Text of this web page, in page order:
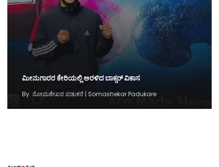
ಮೀನುಗಾರರ ಕೇರಿಯಲ್ಲಿ ಅರಳಿದ ಬಾಕ್ಸರ್‌ ವಿಕಾಸ
By ಸೋಮಶೇಖರ ಪಡುಕರೆ | Somashekar Padukare